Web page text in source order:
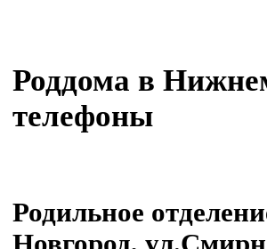
Роддома в
телефоны
Родильное